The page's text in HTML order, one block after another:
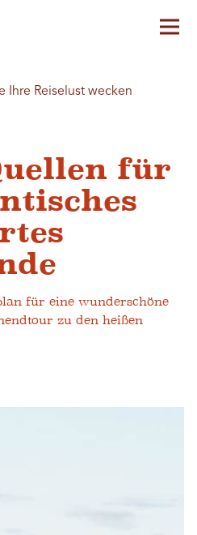
Ihre Reiselust wecken
für
für eine wunderschöne
zu den heißen